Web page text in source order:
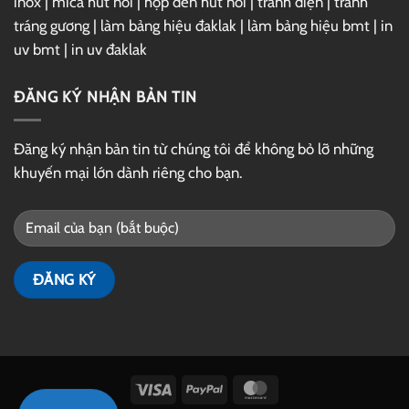
tráng gương | làm bảng hiệu đaklak | làm bảng hiệu bmt | in
uv bmt | in uv đaklak
ĐĂNG KÝ NHẬN BẢN TIN
Đăng ký nhận bản tin từ chúng tôi để không bỏ lỡ những
khuyến mại lớn dành riêng cho bạn.
Visa PayPal